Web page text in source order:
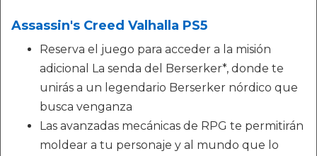
Assassin's Creed Valhalla PS5
Reserva el juego para acceder a la misión
adicional La senda del Berserker*, donde te
unirás a un legendario Berserker nórdico que
busca venganza
Las avanzadas mecánicas de RPG te permitirán
moldear a tu personaje y al mundo que lo